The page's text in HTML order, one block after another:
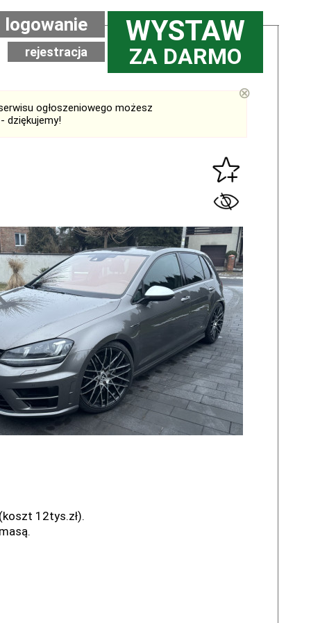
WYSTAW
ZA DARMO
logowanie
rejestracja
ogłoszeniowego możesz
dziękujemy!
⊗
12tys.zł).